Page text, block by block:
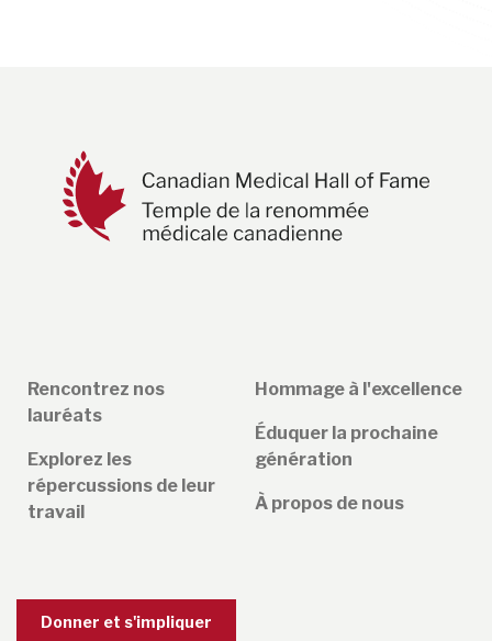
Rencontrez nos
lauréats
Explorez les
répercussions de leur
travail
Hommage à l'excellence
Éduquer la prochaine
génération
À propos de nous
Donner et s'impliquer